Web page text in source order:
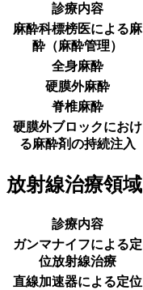
診療内容
麻酔科標榜医による麻
酔（麻酔管理）
全身麻酔
硬膜外麻酔
脊椎麻酔
硬膜外ブロックにおけ
る麻酔剤の持続注入
放射線治療領域
診療内容
ガンマナイフによる定
位放射線治療
直線加速器による定位